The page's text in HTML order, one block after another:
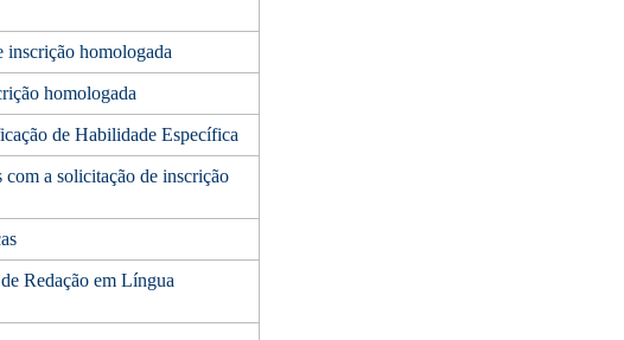
inscrição homologada
homologada
de Habilidade Específica
a solicitação de inscrição
Redação em Língua